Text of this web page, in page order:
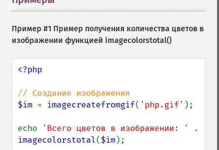
Пример #1 Пример получения количества цветов в
изображении функцией imagecolorstotal()
<?php
$im = imagecreatefromgif( 'php.gif' );
echo 'Всего цветов в изображении: '
imagecolorstotal($im);